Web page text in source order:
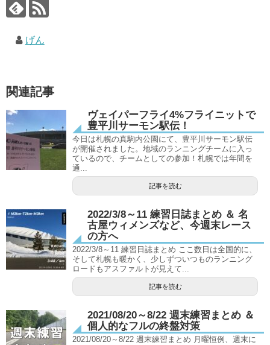
げん
関連記事
ヴェイパーフライ4%フライニットで
豊平川サーモン駅伝！
今日は札幌の真駒内公園にて、豊平川サーモン駅伝
が開催されました。地域のランニングチームに入っ
ているので、チームとしての参加！札幌では年間を
通...
記事を読む
2022/3/8～11 練習日誌まとめ ＆ 名
古屋ウィメンズなど、今週末レース
の方へ
2022/3/8～11 練習日誌まとめ ここ数日は全国的に、
そして札幌も暖かく、少しずついつものランニング
ロードもアスファルトが見えて...
記事を読む
2021/08/20～8/22 週末練習まとめ ＆
個人的なフルの終盤対策
2021/08/20～8/22 週末練習まとめ 月曜恒例、週末に